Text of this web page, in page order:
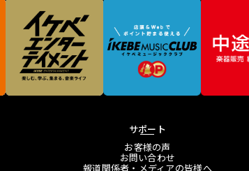
サポート
お客様の声
お問い合わせ
報道関係者・メディアの皆様へ